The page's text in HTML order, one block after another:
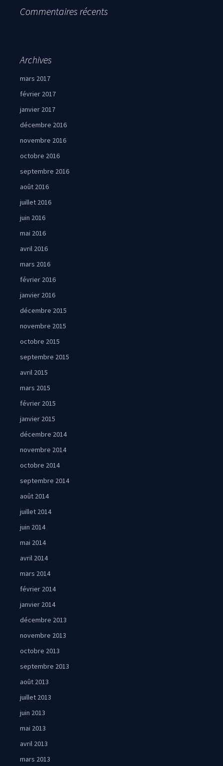
Commentaires récents
Archives
mars 2017
février 2017
janvier 2017
décembre 2016
novembre 2016
octobre 2016
septembre 2016
août 2016
juillet 2016
juin 2016
mai 2016
avril 2016
mars 2016
février 2016
janvier 2016
décembre 2015
novembre 2015
octobre 2015
septembre 2015
avril 2015
mars 2015
février 2015
janvier 2015
décembre 2014
novembre 2014
octobre 2014
septembre 2014
août 2014
juillet 2014
juin 2014
mai 2014
avril 2014
mars 2014
février 2014
janvier 2014
décembre 2013
novembre 2013
octobre 2013
septembre 2013
août 2013
juillet 2013
juin 2013
mai 2013
avril 2013
mars 2013